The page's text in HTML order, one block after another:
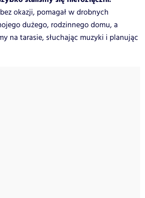
okazji, pomagał w drobnych
dużego, rodzinnego domu, a
na tarasie, słuchając muzyki i planując